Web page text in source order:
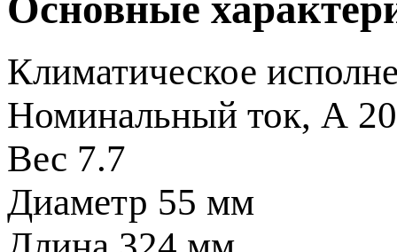
Климатическое
Номинальный ток, А 20
Вес 7.7
Диаметр 55 мм